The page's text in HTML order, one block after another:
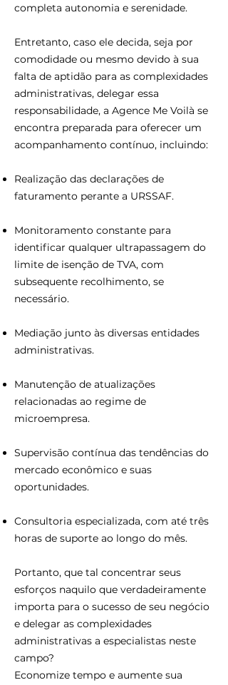
completa autonomia e serenidade.
Entretanto, caso ele decida, seja por
comodidade ou mesmo devido à sua
falta de aptidão para as complexidades
administrativas, delegar essa
responsabilidade, a Agence Me Voilà se
encontra preparada para oferecer um
acompanhamento contínuo, incluindo:
Realização das declarações de
faturamento perante a URSSAF.
Monitoramento constante para
identificar qualquer ultrapassagem do
limite de isenção de TVA, com
subsequente recolhimento, se
necessário.
Mediação junto às diversas entidades
administrativas.
Manutenção de atualizações
relacionadas ao regime de
microempresa.
Supervisão contínua das tendências do
mercado econômico e suas
oportunidades.
Consultoria especializada, com até três
horas de suporte ao longo do mês.
Portanto, que tal concentrar seus
esforços naquilo que verdadeiramente
importa para o sucesso de seu negócio
e delegar as complexidades
administrativas a especialistas neste
campo?
Economize tempo e aumente sua